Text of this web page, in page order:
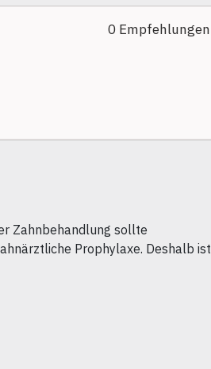
0 Empfehlungen
Zahnbehandlung sollte
Prophylaxe. Deshalb ist